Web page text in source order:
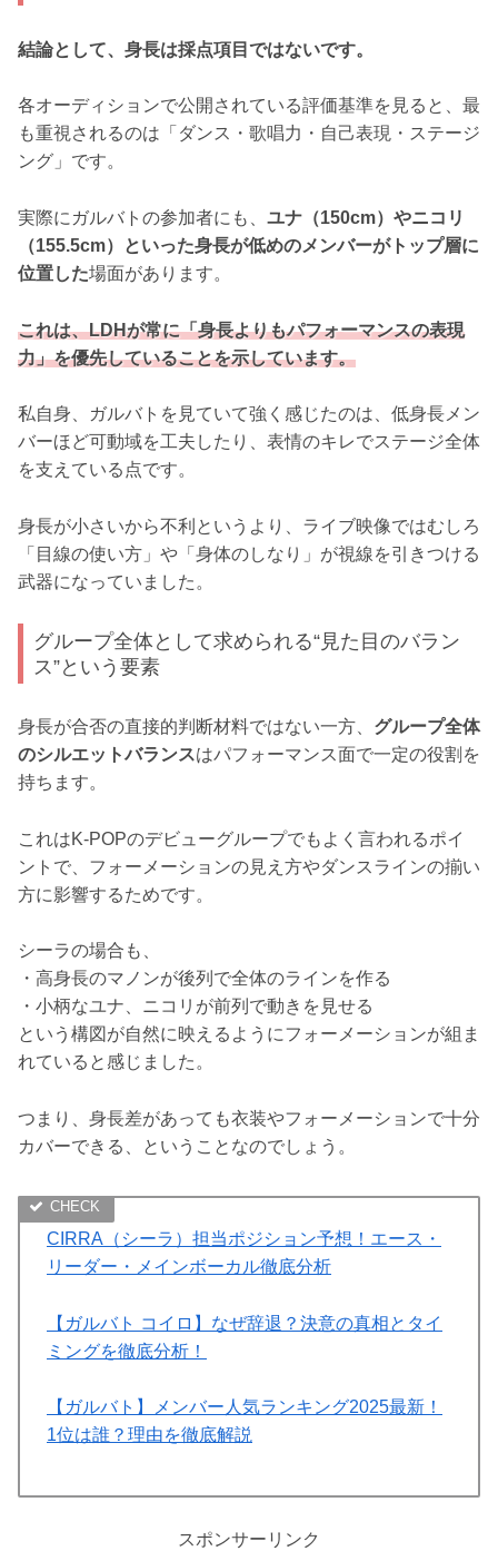
結論として、身長は採点項目ではないです。
各オーディションで公開されている評価基準を見ると、最
も重視されるのは「ダンス・歌唱力・自己表現・ステージ
ング」です。
実際にガルバトの参加者にも、 ユナ（150cm）やニコリ
（155.5cm）といった身長が低めのメンバーがトップ層に
位置した場面があります。
これは、LDHが常に「身長よりもパフォーマンスの表現
力」を優先していることを示しています。
私自身、ガルバトを見ていて強く感じたのは、低身長メン
バーほど可動域を工夫したり、表情のキレでステージ全体
を支えている点です。
身長が小さいから不利というより、ライブ映像ではむしろ
「目線の使い方」や「身体のしなり」が視線を引きつける
武器になっていました。
グループ全体として求められる“見た目のバラン
ス”という要素
身長が合否の直接的判断材料ではない一方、 グループ全体
のシルエットバランスはパフォーマンス面で一定の役割を
持ちます。
これはK-POPのデビューグループでもよく言われるポイ
ントで、フォーメーションの見え方やダンスラインの揃い
方に影響するためです。
シーラの場合も、
・高身長のマノンが後列で全体のラインを作る
・小柄なユナ、ニコリが前列で動きを見せる
という構図が自然に映えるようにフォーメーションが組ま
れていると感じました。
つまり、身長差があっても衣装やフォーメーションで十分
カバーできる、ということなのでしょう。
CIRRA（シーラ）担当ポジション予想！エース・
リーダー・メインボーカル徹底分析
【ガルバト コイロ】なぜ辞退？決意の真相とタイ
ミングを徹底分析！
【ガルバト】メンバー人気ランキング2025最新！
1位は誰？理由を徹底解説
スポンサーリンク